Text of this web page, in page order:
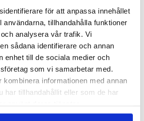
för att anpassa innehållet
användarna, tillhandahålla funktioner
analysera vår trafik. Vi
sådana identifierare och annan
enhet till de sociala medier och
som vi samarbetar med.
kombinera informationen med annan
har tillhandahållit eller som de har
Wallpaper, har vunnit en utmärkelse i 2015